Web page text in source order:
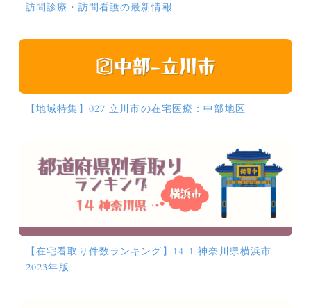
訪問診療・訪問看護の最新情報
【地域特集】027 立川市の在宅医療：中部地区
【在宅看取り件数ランキング】14-1 神奈川県横浜市
2023年版